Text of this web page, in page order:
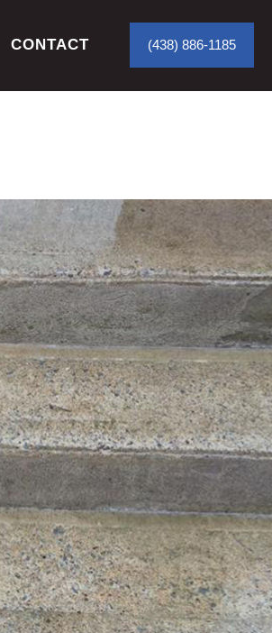
CONTACT (438) 886-1185